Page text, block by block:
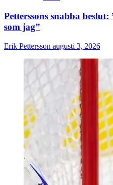
Petterssons snabba
som jag”
Erik Pettersson augusti 3, 2026